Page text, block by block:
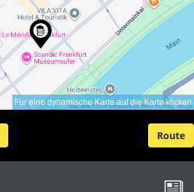
Für eine dynamische Karte auf die Karte klicken
Route